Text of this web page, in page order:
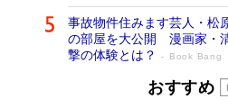
事故物件住みます芸人・松
の部屋を大公開 漫画家・
撃の体験とは？
Book Bang
追悼・東野圭吾さん 週
おすすめ